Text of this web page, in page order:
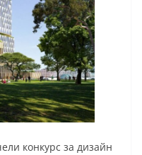
конкурс за дизайн